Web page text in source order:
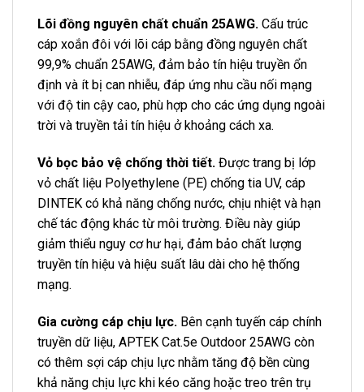
Lõi đồng nguyên chất chuẩn 25AWG. Cấu trúc
cáp xoắn đôi với lõi cáp bằng đồng nguyên chất
99,9% chuẩn 25AWG, đảm bảo tín hiệu truyền ổn
định và ít bị can nhiễu, đáp ứng nhu cầu nối mạng
với độ tin cậy cao, phù hợp cho các ứng dụng ngoài
trời và truyền tải tín hiệu ở khoảng cách xa.
Vỏ bọc bảo vệ chống thời tiết. Được trang bị lớp
vỏ chất liệu Polyethylene (PE) chống tia UV, cáp
DINTEK có khả năng chống nước, chịu nhiệt và hạn
chế tác động khác từ môi trường. Điều này giúp
giảm thiểu nguy cơ hư hại, đảm bảo chất lượng
truyền tín hiệu và hiệu suất lâu dài cho hệ thống
mạng.
Gia cường cáp chịu lực. Bên cạnh tuyến cáp chính
truyền dữ liệu, APTEK Cat.5e Outdoor 25AWG còn
có thêm sợi cáp chịu lực nhằm tăng độ bền cùng
khả năng chịu lực khi kéo căng hoặc treo trên trụ